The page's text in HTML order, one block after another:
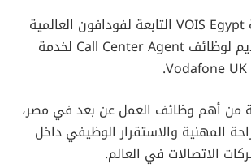
الآن، أعلنت شركة VOIS Egypt التابعة لفودافون العالمية
عن فتح باب التقديم لوظائف Call Center Agent لخدمة
من أهم وظائف العمل عن بعد في مصر،
المهنية والاستقرار الوظيفي داخل
الاتصالات في العالم.